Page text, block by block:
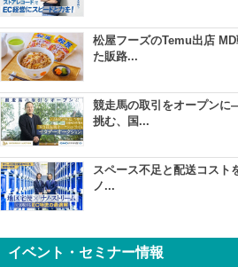
松屋フーズのTemu出店
た販路...
競走馬の取引をオープン
挑む、国...
スペース不足と配送コス
ノ...
イベント・セミナー情報